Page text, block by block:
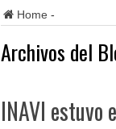
Home -
Archivos del
INAVI estuvo